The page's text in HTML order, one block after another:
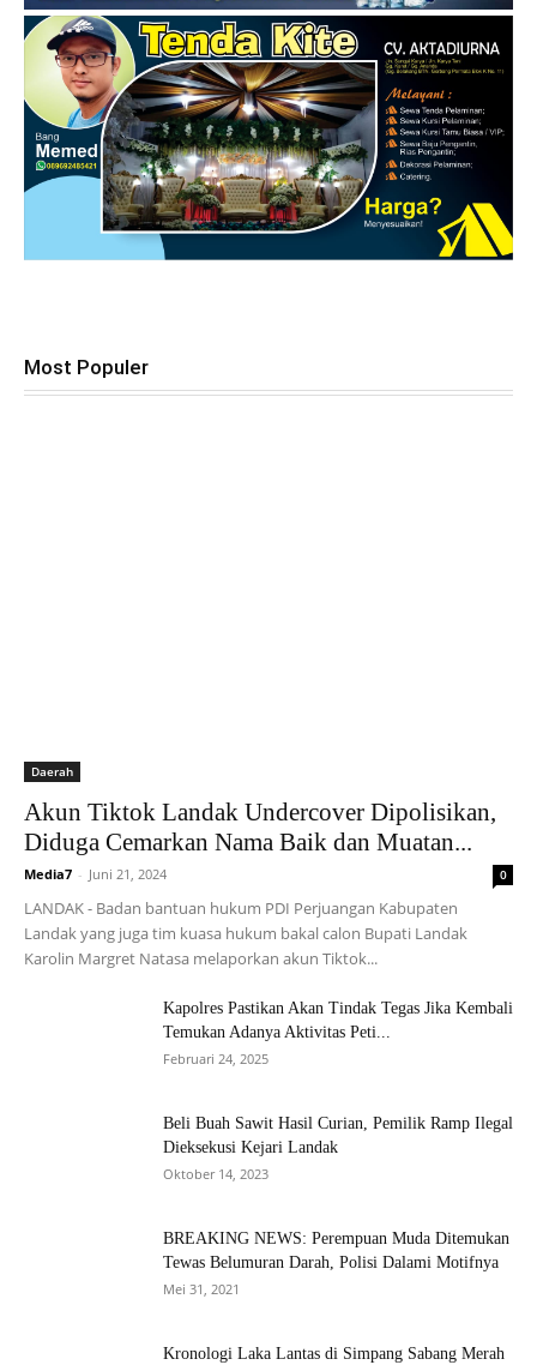
Most Populer
Daerah
Akun Tiktok Landak Undercover Dipolisikan,
Diduga Cemarkan Nama Baik dan Muatan...
Media7 - Juni 21, 2024 0
LANDAK - Badan bantuan hukum PDI Perjuangan Kabupaten
Landak yang juga tim kuasa hukum bakal calon Bupati Landak
Karolin Margret Natasa melaporkan akun Tiktok...
Kapolres Pastikan Akan Tindak Tegas Jika Kembali
Temukan Adanya Aktivitas Peti...
Februari 24, 2025
Beli Buah Sawit Hasil Curian, Pemilik Ramp Ilegal
Dieksekusi Kejari Landak
Oktober 14, 2023
BREAKING NEWS: Perempuan Muda Ditemukan
Tewas Belumuran Darah, Polisi Dalami Motifnya
Mei 31, 2021
Kronologi Laka Lantas di Simpang Sabang Merah